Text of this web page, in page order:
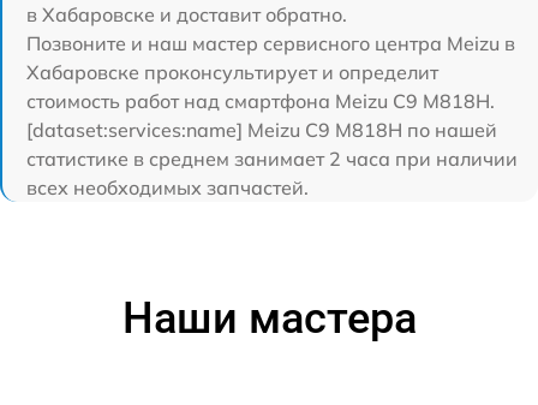
в Хабаровске и доставит обратно.
Позвоните и наш мастер сервисного центра Meizu в
Хабаровске проконсультирует и определит
стоимость работ над смартфона Meizu C9 M818H.
[dataset:services:name] Meizu C9 M818H по нашей
статистике в среднем занимает 2 часа при наличии
всех необходимых запчастей.
Наши мастера